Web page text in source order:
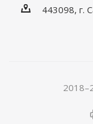
443098, г.